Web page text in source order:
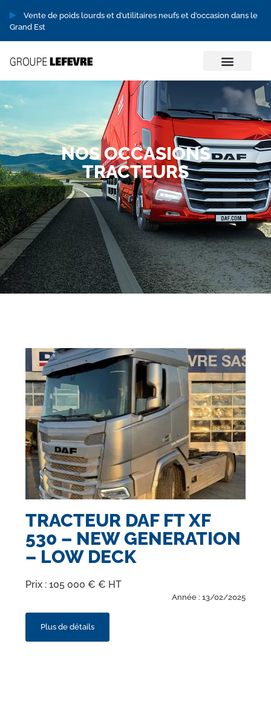
Vente de poids lourds et d’utilitaires neufs et d’occasion dans le
Grand Est
NOS OCCASIONS
TRACTEURS
TRACTEUR DAF FT XF
530 – NEW GENERATION
– LOW DECK
Prix : 105 000 € € HT
Année : 13/02/2025
Plus de détails